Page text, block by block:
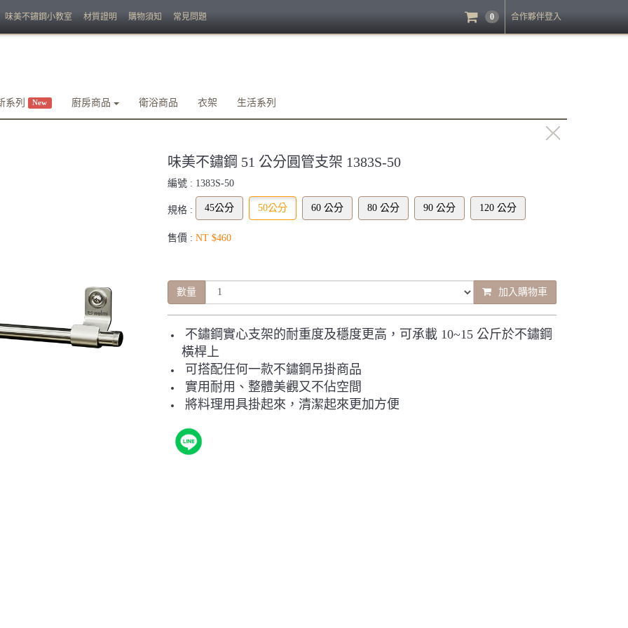
味美不鏽鋼小教室 材質證明 購物須知 常見問題 0 合作夥伴登入
系列 New 廚房商品 衛浴商品 衣架 生活系列
味美不鏽鋼 51 公分圓管支架 1383S-50
編號 : 1383S-50
規格 : 45公分 50公分 60 公分 80 公分 90 公分 120 公分
售價 : NT $460
數量 加入購物車
不鏽鋼實心支架的耐重度及穩度更高，可承載 10~15 公斤於不鏽鋼
橫桿上
可搭配任何一款不鏽鋼吊掛商品
實用耐用、整體美觀又不佔空間
將料理用具掛起來，清潔起來更加方便